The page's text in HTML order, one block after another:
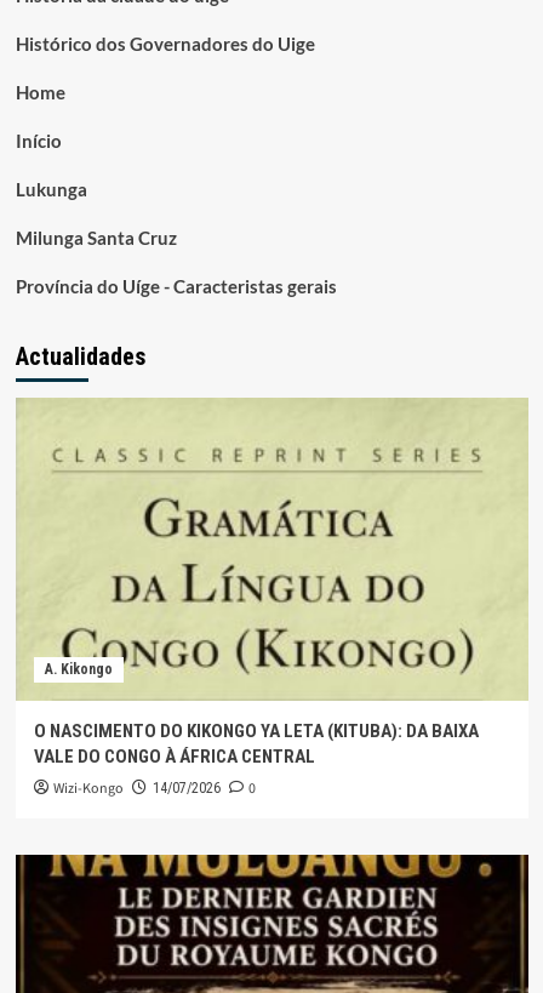
Histórico dos Governadores do Uige
Home
Início
Lukunga
Milunga Santa Cruz
Província do Uíge - Caracteristas gerais
Actualidades
A. Kikongo
O NASCIMENTO DO KIKONGO YA LETA (KITUBA): DA BAIXA
VALE DO CONGO À ÁFRICA CENTRAL
Wizi-Kongo 14/07/2026 0